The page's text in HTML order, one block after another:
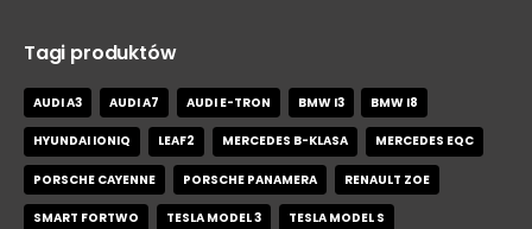
Tagi produktów
AUDI A3 AUDI A7 AUDI E-TRON BMW I3 BMW I8
HYUNDAI IONIQ LEAF2 MERCEDES B-KLASA MERCEDES EQC
PORSCHE CAYENNE PORSCHE PANAMERA RENAULT ZOE
SMART FORTWO TESLA MODEL 3 TESLA MODEL S